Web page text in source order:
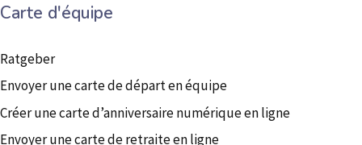
Carte d'équipe
Ratgeber
Envoyer une carte de départ en équipe
Créer une carte d’anniversaire numérique en ligne
Envoyer une carte de retraite en ligne